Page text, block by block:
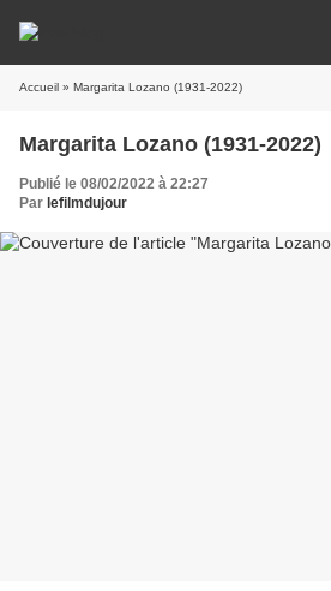
Accueil » Margarita Lozano (1931-2022)
Margarita Lozano (1931-2022)
Publié le 08/02/2022 à 22:27
Par lefilmdujour